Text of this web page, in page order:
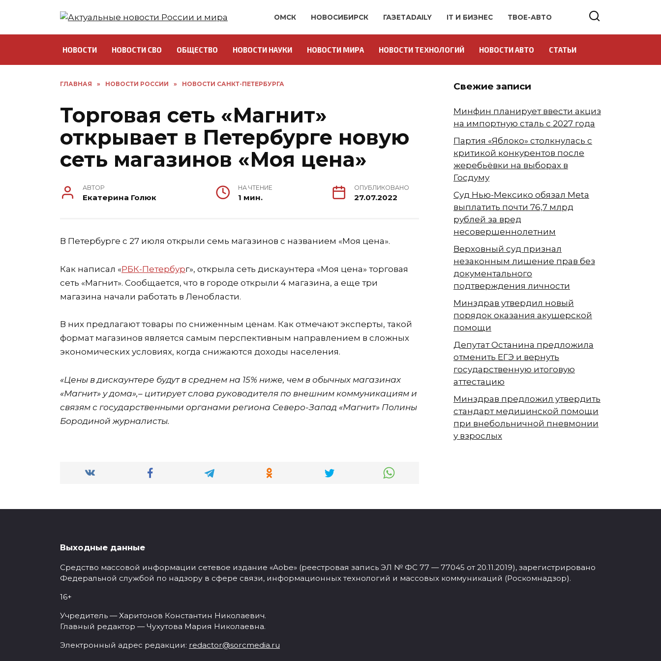
ОМСК НОВОСИБИРСК ГАЗЕТАDAILY IT И БИЗНЕС ТВОЕ-АВТО
НОВОСТИ НОВОСТИ СВО ОБЩЕСТВО НОВОСТИ НАУКИ НОВОСТИ МИРА НОВОСТИ ТЕХНОЛОГИЙ НОВОСТИ АВТО СТАТЬИ
ГЛАВНАЯ » НОВОСТИ РОССИИ » НОВОСТИ САНКТ-ПЕТЕРБУРГА
Торговая сеть «Магнит»
открывает в Петербурге новую
сеть магазинов «Моя цена»
АВТОР
Екатерина Голюк
НА ЧТЕНИЕ
1 мин.
ОПУБЛИКОВАНО
27.07.2022
В Петербурге с 27 июля открыли семь магазинов с названием «Моя цена».
Как написал «РБК-Петербург», открыла сеть дискаунтера «Моя цена» торговая
сеть «Магнит». Сообщается, что в городе открыли 4 магазина, а еще три
магазина начали работать в Ленобласти.
В них предлагают товары по сниженным ценам. Как отмечают эксперты, такой
формат магазинов является самым перспективным направлением в сложных
экономических условиях, когда снижаются доходы населения.
«Цены в дискаунтере будут в среднем на 15% ниже, чем в обычных магазинах
«Магнит» у дома»,– цитирует слова руководителя по внешним коммуникациям и
связям с государственными органами региона Северо-Запад «Магнит» Полины
Бородиной журналисты.
Свежие записи
Минфин планирует ввести акциз
на импортную сталь с 2027 года
Партия «Яблоко» столкнулась с
критикой конкурентов после
жеребьёвки на выборах в
Госдуму
Суд Нью-Мексико обязал Meta
выплатить почти 76,7 млрд
рублей за вред
несовершеннолетним
Верховный суд признал
незаконным лишение прав без
документального
подтверждения личности
Минздрав утвердил новый
порядок оказания акушерской
помощи
Депутат Останина предложила
отменить ЕГЭ и вернуть
государственную итоговую
аттестацию
Минздрав предложил утвердить
стандарт медицинской помощи
при внебольничной пневмонии
у взрослых
Выходные данные
Средство массовой информации сетевое издание «Aobe» (реестровая запись ЭЛ № ФС 77 — 77045 от 20.11.2019), зарегистрировано
Федеральной службой по надзору в сфере связи, информационных технологий и массовых коммуникаций (Роскомнадзор).
16+
Учредитель — Харитонов Константин Николаевич.
Главный редактор — Чухутова Мария Николаевна.
Электронный адрес редакции: redactor@sorcmedia.ru